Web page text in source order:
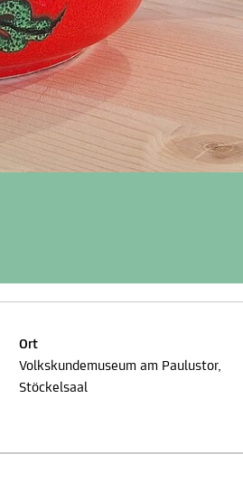
Ort
Volkskundemuseum am Paulustor,
Stöckelsaal